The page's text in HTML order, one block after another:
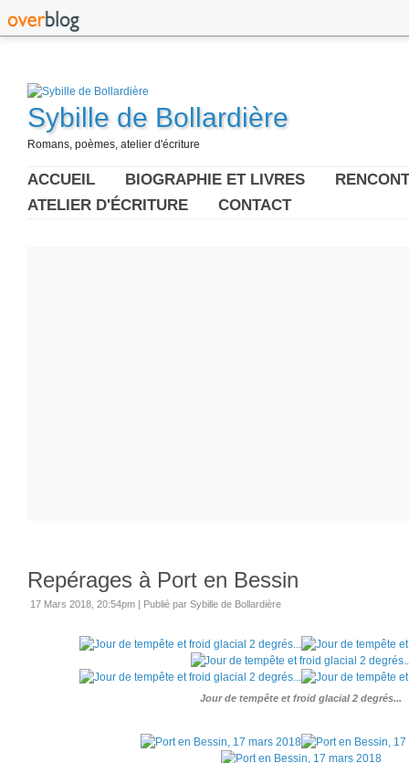
Sybille de Bollardière
Romans, poèmes, atelier d'écriture
ACCUEIL BIOGRAPHIE ET LIVRES
ATELIER D'ÉCRITURE
CONTACT
Repérages à Port en Bessin
17 Mars 2018, 20:54pm | Publié par Sybille de Bollardière
Jour de tempête et froid glacial 2 degrés...